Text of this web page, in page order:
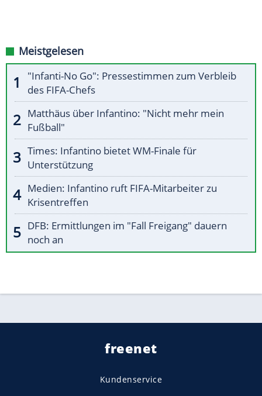
Meistgelesen
"Infanti-No Go": Pressestimmen zum Verbleib
des FIFA-Chefs
Matthäus über Infantino: "Nicht mehr mein
Fußball"
Times: Infantino bietet WM-Finale für
Unterstützung
Medien: Infantino ruft FIFA-Mitarbeiter zu
Krisentreffen
DFB: Ermittlungen im "Fall Freigang" dauern
noch an
freenet
Kundenservice